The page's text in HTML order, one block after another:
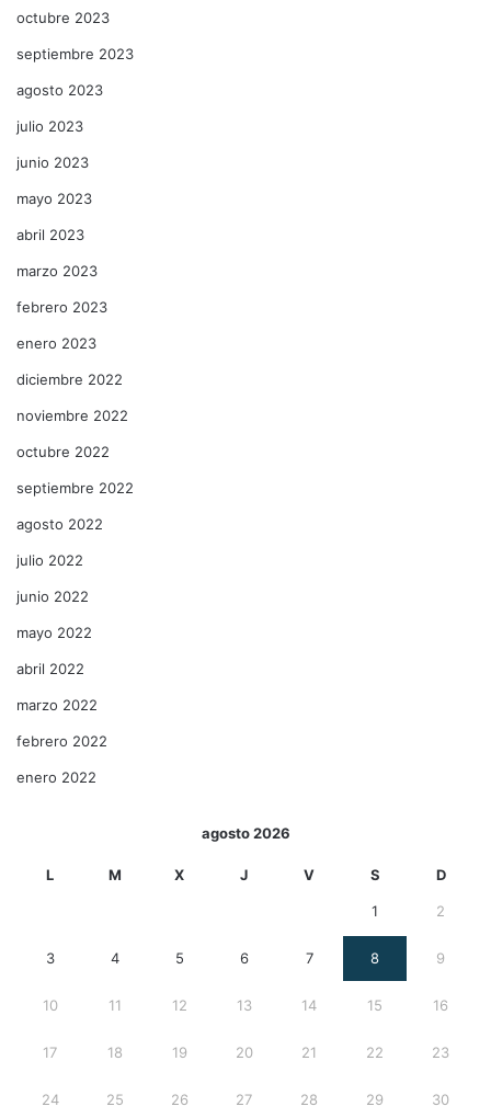
octubre 2023
septiembre 2023
agosto 2023
julio 2023
junio 2023
mayo 2023
abril 2023
marzo 2023
febrero 2023
enero 2023
diciembre 2022
noviembre 2022
octubre 2022
septiembre 2022
agosto 2022
julio 2022
junio 2022
mayo 2022
abril 2022
marzo 2022
febrero 2022
enero 2022
agosto 2026
L M X J V S D
1 2
3 4 5 6 7 8 9
10 11 12 13 14 15 16
17 18 19 20 21 22 23
24 25 26 27 28 29 30